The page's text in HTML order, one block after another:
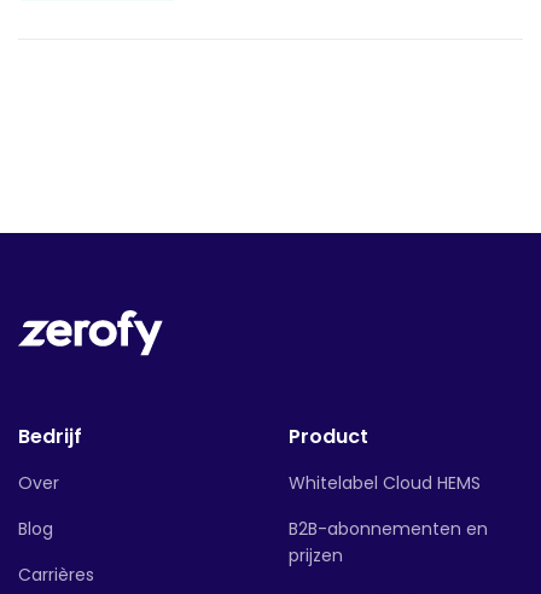
Bedrijf
Over
Blog
Carrières
Product
Whitelabel Cloud HEMS
B2B-abonnementen en
prijzen